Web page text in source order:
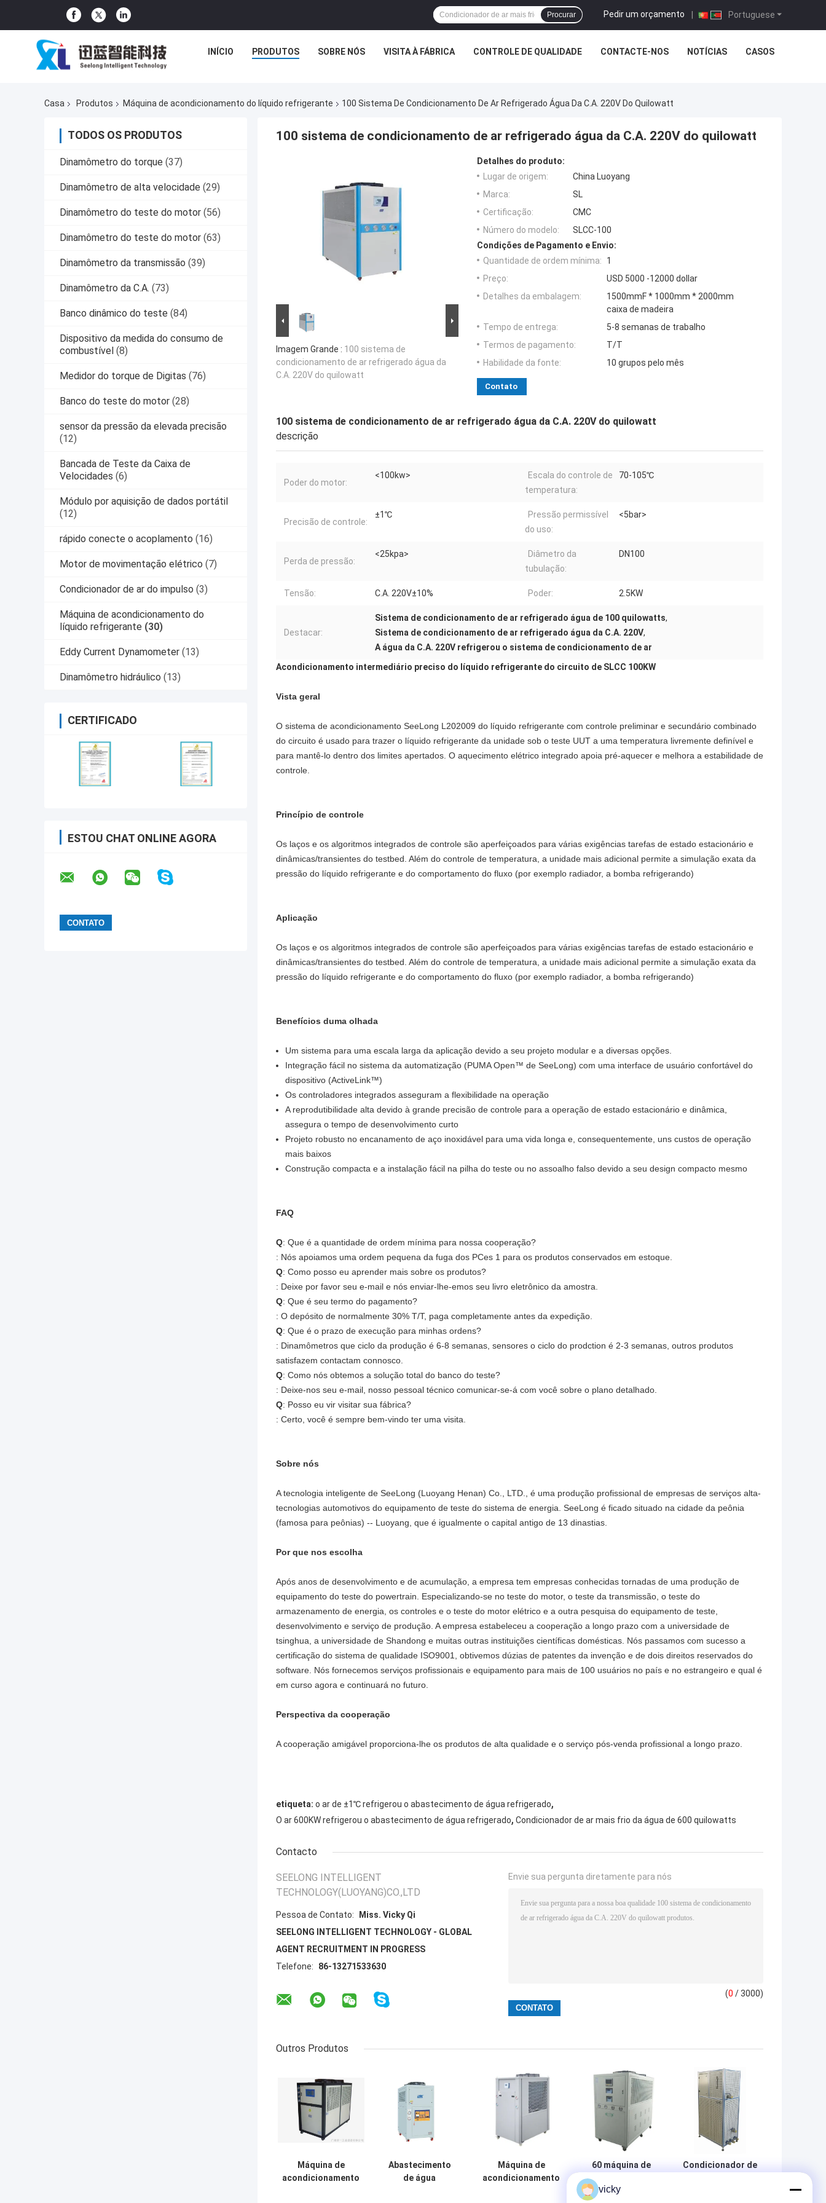
Portuguese
Pedir um orçamento |
Procurar
INÍCIO PRODUTOS SOBRE NÓS VISITA À FÁBRICA CONTROLE DE QUALIDADE CONTACTE-NOS NOTÍCIAS CASOS
Casa Produtos Máquina de acondicionamento do líquido refrigerante 100 Sistema De Condicionamento De Ar Refrigerado Água Da C.A. 220V Do Quilowatt
TODOS OS PRODUTOS
Dinamômetro do torque (37)
Dinamômetro de alta velocidade (29)
Dinamômetro do teste do motor (56)
Dinamômetro do teste do motor (63)
Dinamômetro da transmissão (39)
Dinamômetro da C.A. (73)
Banco dinâmico do teste (84)
Dispositivo da medida do consumo de
combustível (8)
Medidor do torque de Digitas (76)
Banco do teste do motor (28)
sensor da pressão da elevada precisão
(12)
Bancada de Teste da Caixa de
Velocidades (6)
Módulo por aquisição de dados portátil
(12)
rápido conecte o acoplamento (16)
Motor de movimentação elétrico (7)
Condicionador de ar do impulso (3)
Máquina de acondicionamento do
líquido refrigerante (30)
Eddy Current Dynamometer (13)
Dinamômetro hidráulico (13)
CERTIFICADO
ESTOU CHAT ONLINE AGORA
100 sistema de condicionamento de ar refrigerado água da C.A. 220V do quilowatt
Imagem Grande : 100 sistema de
condicionamento de ar refrigerado água da
C.A. 220V do quilowatt
Detalhes do produto:
Lugar de origem:
China Luoyang
Marca:
SL
Certificação:
CMC
Número do modelo:
SLCC-100
Condições de Pagamento e Envio:
Quantidade de ordem mínima:
1
Preço:
USD 5000 -12000 dollar
Detalhes da embalagem:
1500mmF * 1000mm * 2000mm
caixa de madeira
Tempo de entrega:
5-8 semanas de trabalho
Termos de pagamento:
T/T
Habilidade da fonte:
10 grupos pelo mês
Contato
100 sistema de condicionamento de ar refrigerado água da C.A. 220V do quilowatt
descrição
Poder do motor:
<100kw>
Escala do controle de
temperatura:
70-105℃
Precisão de controle:
±1℃
Pressão permissível
do uso:
<5bar>
Perda de pressão:
<25kpa>
Diâmetro da
tubulação:
DN100
Tensão: C.A. 220V±10% Poder: 2.5KW
Destacar:
Sistema de condicionamento de ar refrigerado água de 100 quilowatts,
Sistema de condicionamento de ar refrigerado água da C.A. 220V,
A água da C.A. 220V refrigerou o sistema de condicionamento de ar
Acondicionamento intermediário preciso do líquido refrigerante do circuito de SLCC 100KW
Vista geral
O sistema de acondicionamento SeeLong L202009 do líquido refrigerante com controle preliminar e secundário combinado
do circuito é usado para trazer o líquido refrigerante da unidade sob o teste UUT a uma temperatura livremente definível e
para mantê-lo dentro dos limites apertados. O aquecimento elétrico integrado apoia pré-aquecer e melhora a estabilidade de
controle.
Princípio de controle
Os laços e os algoritmos integrados de controle são aperfeiçoados para várias exigências tarefas de estado estacionário e
dinâmicas/transientes do testbed. Além do controle de temperatura, a unidade mais adicional permite a simulação exata da
pressão do líquido refrigerante e do comportamento do fluxo (por exemplo radiador, a bomba refrigerando)
Aplicação
Os laços e os algoritmos integrados de controle são aperfeiçoados para várias exigências tarefas de estado estacionário e
dinâmicas/transientes do testbed. Além do controle de temperatura, a unidade mais adicional permite a simulação exata da
pressão do líquido refrigerante e do comportamento do fluxo (por exemplo radiador, a bomba refrigerando)
Benefícios duma olhada
Um sistema para uma escala larga da aplicação devido a seu projeto modular e a diversas opções.
Integração fácil no sistema da automatização (PUMA Open™ de SeeLong) com uma interface de usuário confortável do
dispositivo (ActiveLink™)
Os controladores integrados asseguram a flexibilidade na operação
A reprodutibilidade alta devido à grande precisão de controle para a operação de estado estacionário e dinâmica,
assegura o tempo de desenvolvimento curto
Projeto robusto no encanamento de aço inoxidável para uma vida longa e, consequentemente, uns custos de operação
mais baixos
Construção compacta e a instalação fácil na pilha do teste ou no assoalho falso devido a seu design compacto mesmo
FAQ
Q: Que é a quantidade de ordem mínima para nossa cooperação?
: Nós apoiamos uma ordem pequena da fuga dos PCes 1 para os produtos conservados em estoque.
Q: Como posso eu aprender mais sobre os produtos?
: Deixe por favor seu e-mail e nós enviar-lhe-emos seu livro eletrônico da amostra.
Q: Que é seu termo do pagamento?
: O depósito de normalmente 30% T/T, paga completamente antes da expedição.
Q: Que é o prazo de execução para minhas ordens?
: Dinamômetros que ciclo da produção é 6-8 semanas, sensores o ciclo do prodction é 2-3 semanas, outros produtos
satisfazem contactam connosco.
Q: Como nós obtemos a solução total do banco do teste?
: Deixe-nos seu e-mail, nosso pessoal técnico comunicar-se-á com você sobre o plano detalhado.
Q: Posso eu vir visitar sua fábrica?
: Certo, você é sempre bem-vindo ter uma visita.
Sobre nós
A tecnologia inteligente de SeeLong (Luoyang Henan) Co., LTD., é uma produção profissional de empresas de serviços alta-
tecnologias automotivos do equipamento de teste do sistema de energia. SeeLong é ficado situado na cidade da peônia
(famosa para peônias) -- Luoyang, que é igualmente o capital antigo de 13 dinastias.
Por que nos escolha
Após anos de desenvolvimento e de acumulação, a empresa tem empresas conhecidas tornadas de uma produção de
equipamento do teste do powertrain. Especializando-se no teste do motor, o teste da transmissão, o teste do
armazenamento de energia, os controles e o teste do motor elétrico e a outra pesquisa do equipamento de teste,
desenvolvimento e serviço de produção. A empresa estabeleceu a cooperação a longo prazo com a universidade de
tsinghua, a universidade de Shandong e muitas outras instituições científicas domésticas. Nós passamos com sucesso a
certificação do sistema de qualidade ISO9001, obtivemos dúzias de patentes da invenção e de dois direitos reservados do
software. Nós fornecemos serviços profissionais e equipamento para mais de 100 usuários no país e no estrangeiro e qual é
em curso agora e continuará no futuro.
Perspectiva da cooperação
A cooperação amigável proporciona-lhe os produtos de alta qualidade e o serviço pós-venda profissional a longo prazo.
etiqueta: o ar de ±1℃ refrigerou o abastecimento de água refrigerado,
O ar 600KW refrigerou o abastecimento de água refrigerado, Condicionador de ar mais frio da água de 600 quilowatts
Contacto
SEELONG INTELLIGENT
TECHNOLOGY(LUOYANG)CO.,LTD
Pessoa de Contato:
Miss. Vicky Qi
SEELONG INTELLIGENT TECHNOLOGY - GLOBAL
AGENT RECRUITMENT IN PROGRESS
Telefone:
86-13271533630
Envie sua pergunta diretamente para nós
(0 / 3000)
Outros Produtos
Máquina de
acondicionamento
Abastecimento
de água
Máquina de
acondicionamento
60 máquina de
acondicionamento
do líquido
Condicionador de
vicky